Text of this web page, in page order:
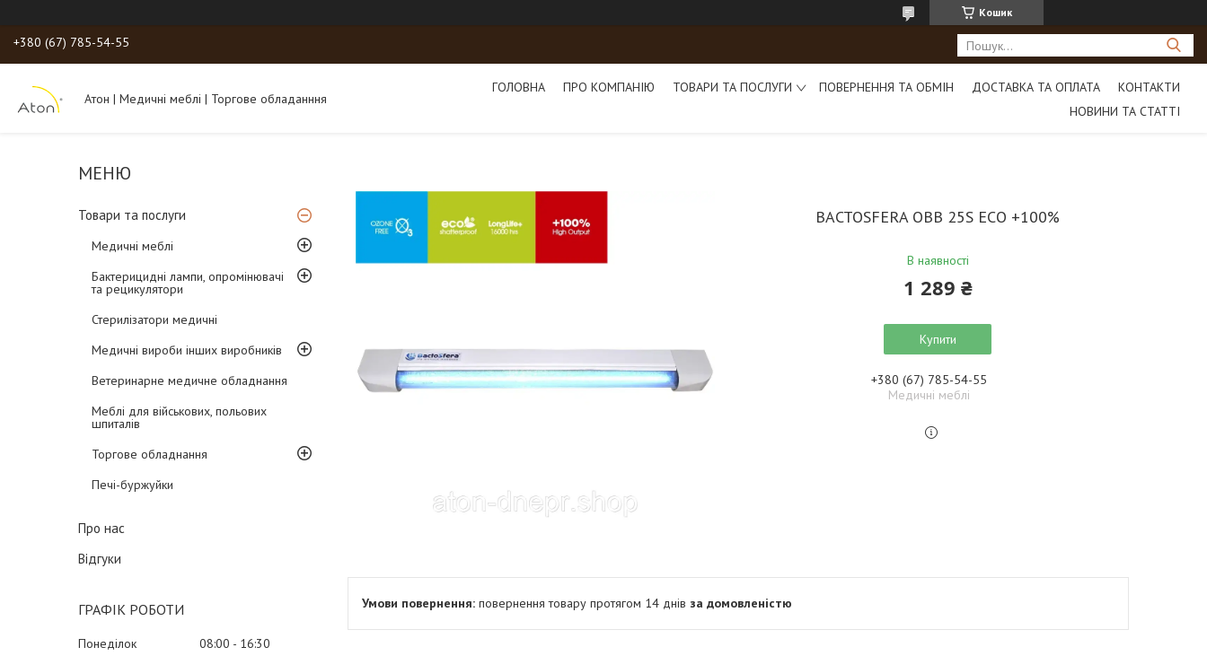
Кошик
+380 (67) 785-54-55
Атон | Медичні меблі | Торгове обладанння
ГОЛОВНА ПРО КОМПАНІЮ ТОВАРИ ТА ПОСЛУГИ ПОВЕРНЕННЯ ТА ОБМІН ДОСТАВКА ТА ОПЛАТА
КОНТАКТИ
НОВИНИ ТА СТАТТІ
Товари та послуги
Медичні меблі
Бактерицидні лампи, опромінювачі
та рецикулятори
Стерилізатори медичні
Медичні вироби інших виробників
Ветеринарне медичне обладнання
Меблі для військових, польових
шпиталів
Торгове обладнання
Печі-буржуйки
Про нас
Відгуки
ГРАФІК РОБОТИ
Понеділок 08:00
16:30
BACTOSFERA OBB 25S ECO +100%
В наявності
1 289 ₴
Купити
+380 (67) 785-54-55
Медичні меблі
повернення товару протягом 14 днів за домовленістю